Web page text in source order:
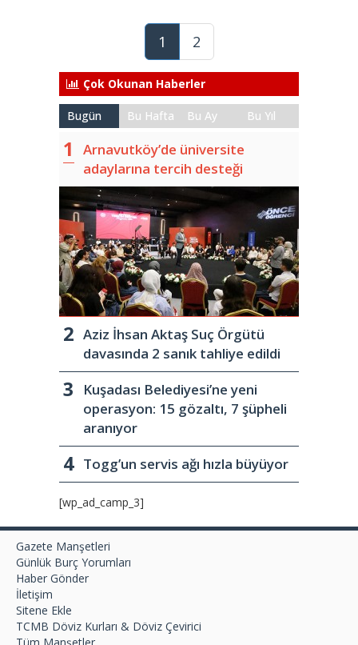
1 2
Çok Okunan Haberler
Bugün Bu Hafta Bu Ay Bu Yıl
Arnavutköy’de üniversite
adaylarına tercih desteği
Aziz İhsan Aktaş Suç Örgütü
davasında 2 sanık tahliye edildi
Kuşadası Belediyesi’ne yeni
operasyon: 15 gözaltı, 7 şüpheli
aranıyor
Togg’un servis ağı hızla büyüyor
[wp_ad_camp_3]
Gazete Manşetleri
Günlük Burç Yorumları
Haber Gönder
İletişim
Sitene Ekle
TCMB Döviz Kurları & Döviz Çevirici
Tüm Manşetler